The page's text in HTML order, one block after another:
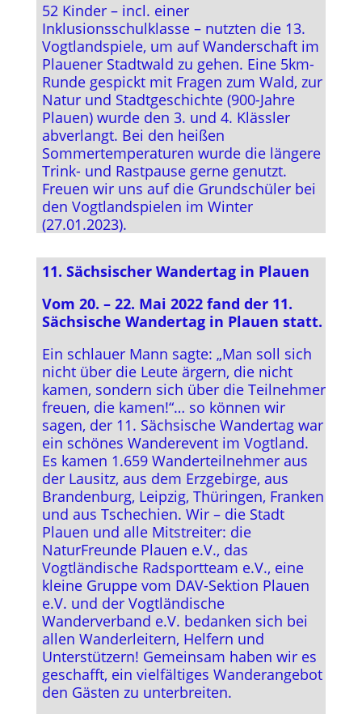
52 Kinder – incl. einer
Inklusionsschulklasse – nutzten die 13.
Vogtlandspiele, um auf Wanderschaft im
Plauener Stadtwald zu gehen. Eine 5km-
Runde gespickt mit Fragen zum Wald, zur
Natur und Stadtgeschichte (900-Jahre
Plauen) wurde den 3. und 4. Klässler
abverlangt. Bei den heißen
Sommertemperaturen wurde die längere
Trink- und Rastpause gerne genutzt.
Freuen wir uns auf die Grundschüler bei
den Vogtlandspielen im Winter
(27.01.2023).
11. Sächsischer Wandertag in Plauen
Vom 20. – 22. Mai 2022 fand der 11.
Sächsische Wandertag in Plauen statt.
Ein schlauer Mann sagte: „Man soll sich
nicht über die Leute ärgern, die nicht
kamen, sondern sich über die Teilnehmer
freuen, die kamen!“… so können wir
sagen, der 11. Sächsische Wandertag war
ein schönes Wanderevent im Vogtland.
Es kamen 1.659 Wanderteilnehmer aus
der Lausitz, aus dem Erzgebirge, aus
Brandenburg, Leipzig, Thüringen, Franken
und aus Tschechien. Wir – die Stadt
Plauen und alle Mitstreiter: die
NaturFreunde Plauen e.V., das
Vogtländische Radsportteam e.V., eine
kleine Gruppe vom DAV-Sektion Plauen
e.V. und der Vogtländische
Wanderverband e.V. bedanken sich bei
allen Wanderleitern, Helfern und
Unterstützern! Gemeinsam haben wir es
geschafft, ein vielfältiges Wanderangebot
den Gästen zu unterbreiten.